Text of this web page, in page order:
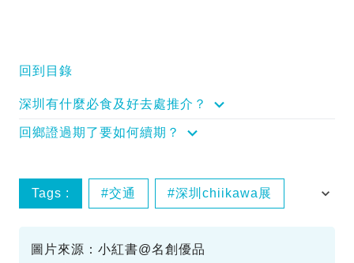
回到目錄
深圳有什麼必食及好去處推介？
回鄉證過期了要如何續期？
Tags : 交通 深圳chiikawa展
圖片來源：小紅書@名創優品